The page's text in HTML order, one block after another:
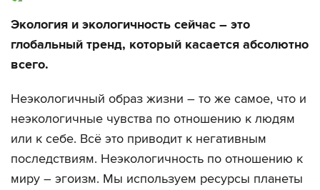
Экология и экологичность сейчас – это
глобальный тренд, который касается абсолютно
всего.
Неэкологичный образ жизни – то же самое, что и
неэкологичные чувства по отношению к людям
или к себе. Всё это приводит к негативным
последствиям. Неэкологичность по отношению к
миру – эгоизм. Мы используем ресурсы планеты